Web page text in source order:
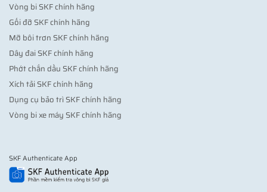
Vòng bi SKF chính hãng
Gối đỡ SKF chính hãng
Mỡ bôi trơn SKF chính hãng
Dây đai SKF chính hãng
Phớt chắn dầu SKF chính hãng
Xích tải SKF chính hãng
Dụng cụ bảo trì SKF chính hãng
Vòng bi xe máy SKF chính hãng
SKF Authenticate App